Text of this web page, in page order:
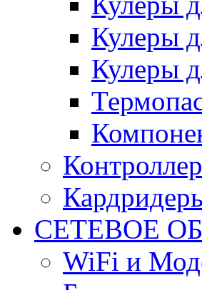
Кулеры
Кулеры
СЕТЕВОЕ
WiFi и